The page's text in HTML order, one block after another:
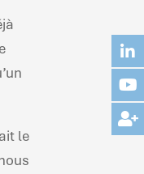
le